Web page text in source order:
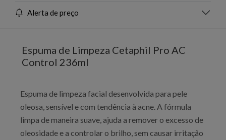
Alerta de preço
Espuma de Limpeza Cetaphil Pro AC
Control 236ml
Espuma de limpeza facial desenvolvida para pele
oleosa, sensível e com tendência à acne. A fórmula
limpa de maneira suave, ajuda a remover o excesso de
oleosidade e a controlar o brilho, sem causar irritação